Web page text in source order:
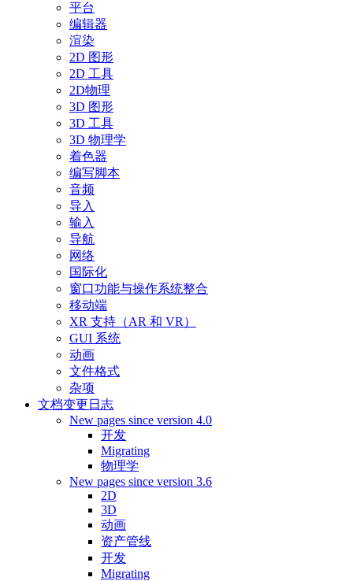
平台
编辑器
渲染
2D 图形
2D 工具
2D物理
3D 图形
3D 工具
3D 物理学
着色器
编写脚本
音频
导入
输入
导航
网络
国际化
窗口功能与操作系统整合
移动端
XR 支持（AR 和 VR）
GUI 系统
动画
文件格式
杂项
文档变更日志
New pages since version 4.0
开发
Migrating
物理学
New pages since version 3.6
2D
3D
动画
资产管线
开发
Migrating